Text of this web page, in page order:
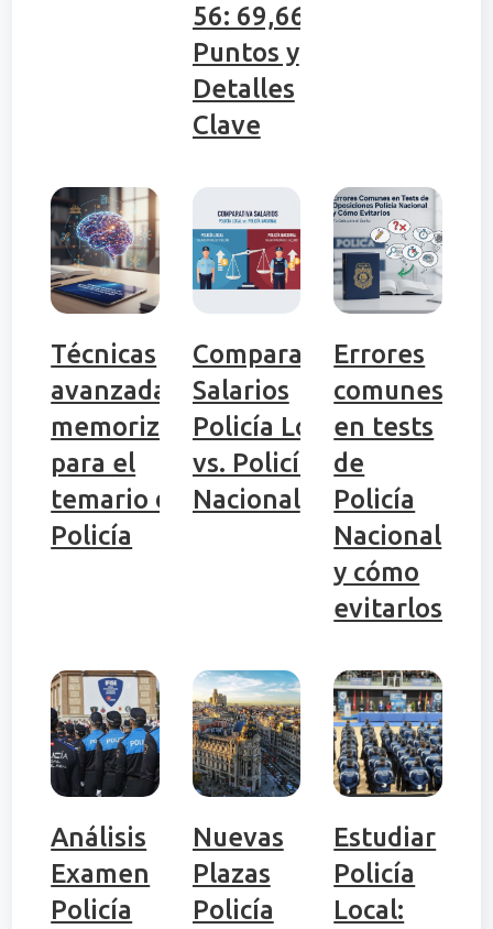
56: 69,66
Puntos y
Detalles
Clave
Técnicas
avanzadas de
memorización
para el
temario de
Policía
Comparativa
Salarios
Policía Local
vs. Policía
Nacional
Errores
comunes
en tests
de
Policía
Nacional
y cómo
evitarlos
Análisis
Examen
Policía
Nuevas
Plazas
Policía
Estudiar
Policía
Local: